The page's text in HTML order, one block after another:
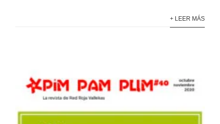
+ LEER MÁS